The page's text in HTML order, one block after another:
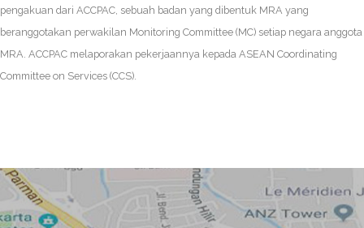
pengakuan dari ACCPAC, sebuah badan yang dibentuk MRA yang
beranggotakan perwakilan Monitoring Committee (MC) setiap negara anggota
MRA. ACCPAC melaporakan pekerjaannya kepada ASEAN Coordinating
Committee on Services (CCS).